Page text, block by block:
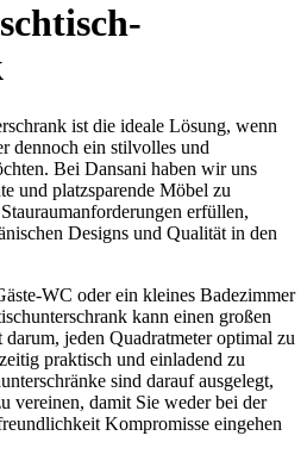
ist die ideale Lösung, wenn
dennoch ein stilvolles und
Bei Dansani haben wir uns
und platzsparende Möbel zu
erfüllen,
Designs und Qualität in den
WC oder ein kleines Badezimmer
kann einen großen
jeden Quadratmeter optimal zu
praktisch und einladend zu
sind darauf ausgelegt,
vereinen, damit Sie weder bei der
Kompromisse eingehen